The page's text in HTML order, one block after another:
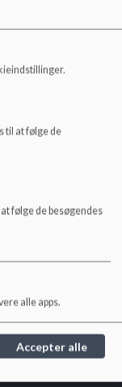
modtage en
Vi har en
besvarer de
- på denne
have for mange
antal børn.
tager en
fridag eller en
og de
til at følge de
følge de besøgendes
alle apps.
Accepter alle